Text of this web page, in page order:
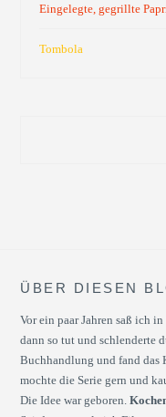
Eingelegte, gegrillte
Tombola
ÜBER DIESEN
Vor ein paar Jahren saß ich
dann so tut und schlenderte
Buchhandlung und fand das
mochte die Serie gern und
Die Idee war geboren.